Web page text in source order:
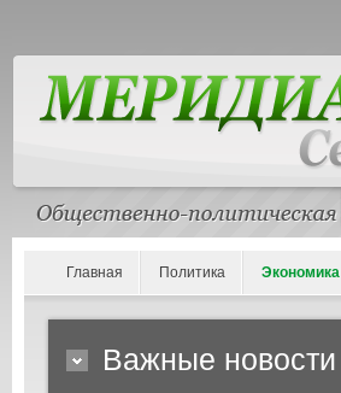
Главная Политика Экономика
Важные новости